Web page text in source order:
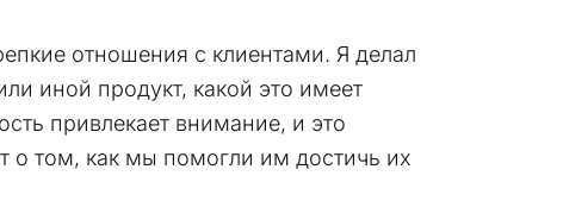
отношения с клиентами. Я делал
иной продукт, какой это имеет
привлекает внимание, и это
о том, как мы помогли им достичь их